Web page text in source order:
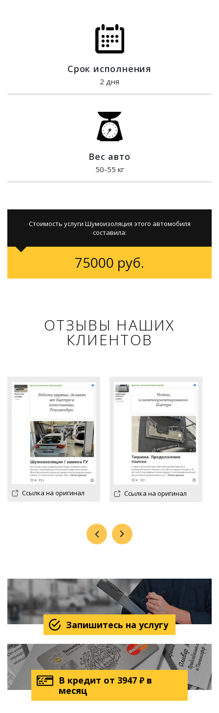
Срок исполнения
2 дня
Вес авто
50-55 кг
Стоимость услуги Шумоизоляция этого автомобиля
составила:
75000 руб.
ОТЗЫВЫ НАШИХ
КЛИЕНТОВ
Ссылка на оригинал Ссылка на оригинал
Запишитесь на услугу
В кредит от 3947 ₽ в
месяц